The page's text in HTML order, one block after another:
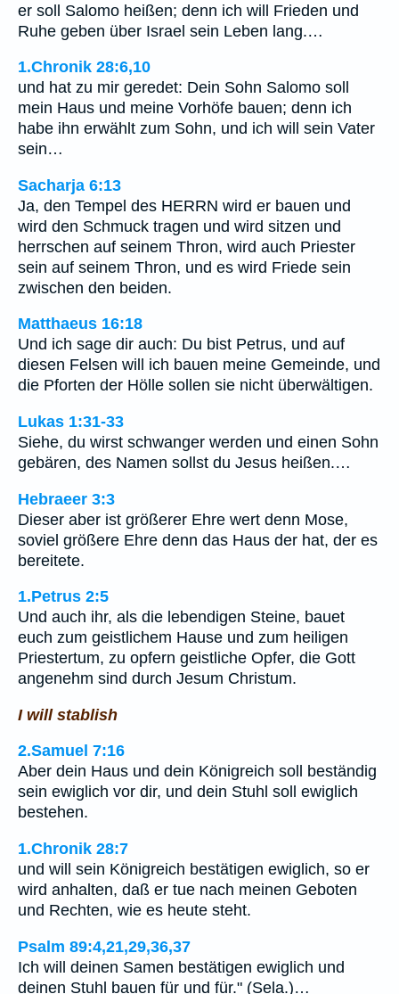
er soll Salomo heißen; denn ich will Frieden und
Ruhe geben über Israel sein Leben lang.…
1.Chronik 28:6,10
und hat zu mir geredet: Dein Sohn Salomo soll
mein Haus und meine Vorhöfe bauen; denn ich
habe ihn erwählt zum Sohn, und ich will sein Vater
sein…
Sacharja 6:13
Ja, den Tempel des HERRN wird er bauen und
wird den Schmuck tragen und wird sitzen und
herrschen auf seinem Thron, wird auch Priester
sein auf seinem Thron, und es wird Friede sein
zwischen den beiden.
Matthaeus 16:18
Und ich sage dir auch: Du bist Petrus, und auf
diesen Felsen will ich bauen meine Gemeinde, und
die Pforten der Hölle sollen sie nicht überwältigen.
Lukas 1:31-33
Siehe, du wirst schwanger werden und einen Sohn
gebären, des Namen sollst du Jesus heißen.…
Hebraeer 3:3
Dieser aber ist größerer Ehre wert denn Mose,
soviel größere Ehre denn das Haus der hat, der es
bereitete.
1.Petrus 2:5
Und auch ihr, als die lebendigen Steine, bauet
euch zum geistlichem Hause und zum heiligen
Priestertum, zu opfern geistliche Opfer, die Gott
angenehm sind durch Jesum Christum.
I will stablish
2.Samuel 7:16
Aber dein Haus und dein Königreich soll beständig
sein ewiglich vor dir, und dein Stuhl soll ewiglich
bestehen.
1.Chronik 28:7
und will sein Königreich bestätigen ewiglich, so er
wird anhalten, daß er tue nach meinen Geboten
und Rechten, wie es heute steht.
Psalm 89:4,21,29,36,37
Ich will deinen Samen bestätigen ewiglich und
deinen Stuhl bauen für und für." (Sela.)…